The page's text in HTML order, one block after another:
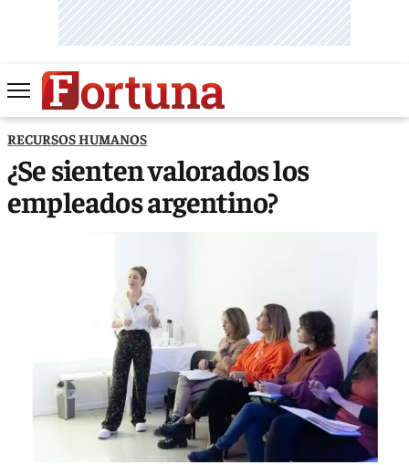
RECURSOS HUMANOS
¿Se sienten valorados los
empleados argentino?